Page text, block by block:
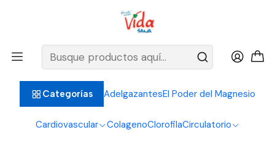
Categorías AdelgazantesEl Poder del Magnesio
Cardiovascular ColagenoClorofilaCirculatorio
BIENVENIDOS ALIMENTOS NATURALES VIDA SANA
Aminoacidos Bcaas 192G Healthy Sports